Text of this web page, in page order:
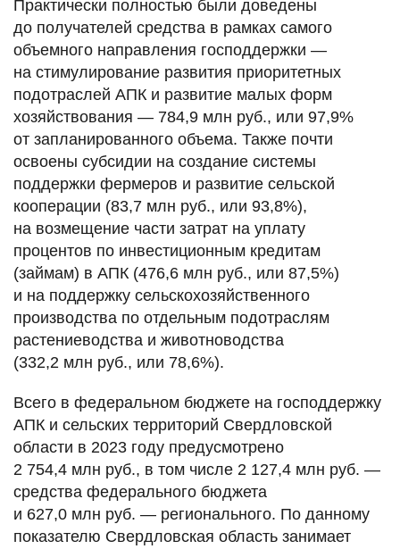
Практически полностью были доведены
до получателей средства в рамках самого
объемного направления господдержки —
на стимулирование развития приоритетных
подотраслей АПК и развитие малых форм
хозяйствования — 784,9 млн руб., или 97,9%
от запланированного объема. Также почти
освоены субсидии на создание системы
поддержки фермеров и развитие сельской
кооперации (83,7 млн руб., или 93,8%),
на возмещение части затрат на уплату
процентов по инвестиционным кредитам
(займам) в АПК (476,6 млн руб., или 87,5%)
и на поддержку сельскохозяйственного
производства по отдельным подотраслям
растениеводства и животноводства
(332,2 млн руб., или 78,6%).
Всего в федеральном бюджете на господдержку
АПК и сельских территорий Свердловской
области в 2023 году предусмотрено
2 754,4 млн руб., в том числе 2 127,4 млн руб. —
средства федерального бюджета
и 627,0 млн руб. — регионального. По данному
показателю Свердловская область занимает